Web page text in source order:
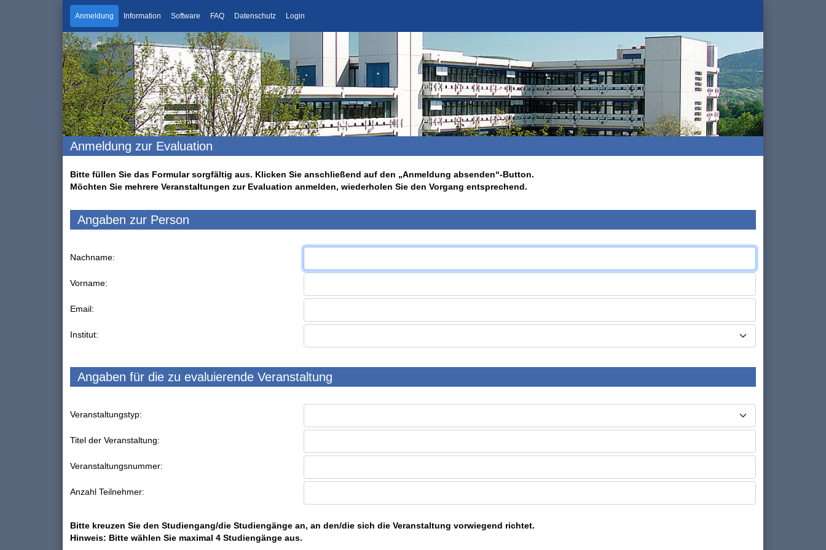
Anmeldung Information Software FAQ Datenschutz Login
Anmeldung zur Evaluation
Bitte füllen Sie das Formular sorgfältig aus. Klicken Sie anschließend auf den „Anmeldung absenden“-Button.
Möchten Sie mehrere Veranstaltungen zur Evaluation anmelden, wiederholen Sie den Vorgang entsprechend.
Angaben zur Person
Nachname:
Vorname:
Email:
Institut:
Angaben für die zu evaluierende Veranstaltung
Veranstaltungstyp:
Titel der Veranstaltung:
Veranstaltungsnummer:
Anzahl Teilnehmer:
Bitte kreuzen Sie den Studiengang/die Studiengänge an, an den/die sich die Veranstaltung vorwiegend richtet.
Hinweis: Bitte wählen Sie maximal 4 Studiengänge aus.